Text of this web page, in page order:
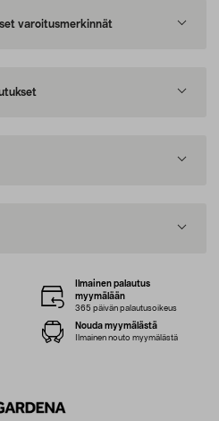
varoitusmerkinnät
Ilmainen palautus
myymälään
365 päivän palautusoikeus
Nouda myymälästä
Ilmainen nouto myymälästä